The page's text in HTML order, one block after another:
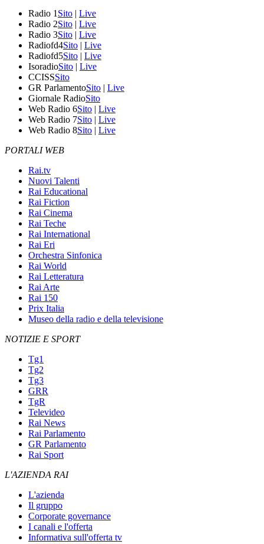
Radio 1 Sito | Live
Radio 2Sito | Live
Radio 3Sito | Live
Radiofd4Sito | Live
Radiofd5Sito | Live
IsoradioSito | Live
CCISSSito
GR ParlamentoSito | Live
Giornale RadioSito
Web Radio 6Sito | Live
Web Radio 7Sito | Live
Web Radio 8Sito | Live
PORTALI WEB
Rai.tv
Nuovi Talenti
Rai Educational
Rai Fiction
Rai Cinema
Rai Teche
Rai International
Rai Eri
Orchestra Sinfonica
Rai World
Rai Letteratura
Rai Arte
Rai 150
Prix Italia
Museo della radio e della televisione
NOTIZIE E SPORT
Tg1
Tg2
Tg3
GRR
TgR
Televideo
Rai News
Rai Parlamento
GR Parlamento
Rai Sport
L'AZIENDA RAI
L'azienda
Il gruppo
Corporate governance
I canali e l'offerta
Informativa sull'offerta tv